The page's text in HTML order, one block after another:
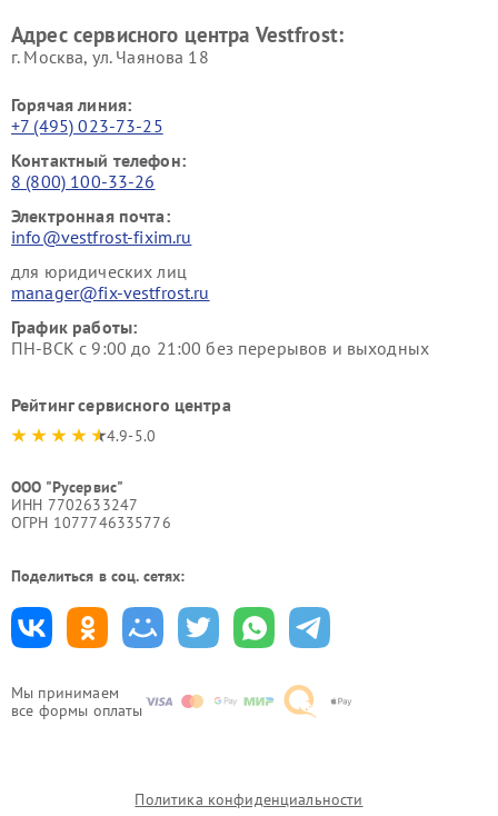
Мы принимаем
все формы оплаты
Адрес сервисного центра Vestfrost:
г. Москва, ул. Чаянова 18
Горячая линия:
+7 (495) 023-73-25
Контактный телефон:
8 (800) 100-33-26
Электронная почта:
info@vestfrost-fixim.ru
для юридических лиц
manager@fix-vestfrost.ru
График работы:
ПН-ВСК с 9:00 до 21:00 без перерывов и выходных
Рейтинг сервисного центра
4.9-5.0
ООО "Русервис"
ИНН 7702633247
ОГРН 1077746335776
Поделиться в соц. сетях:
Политика конфиденциальности